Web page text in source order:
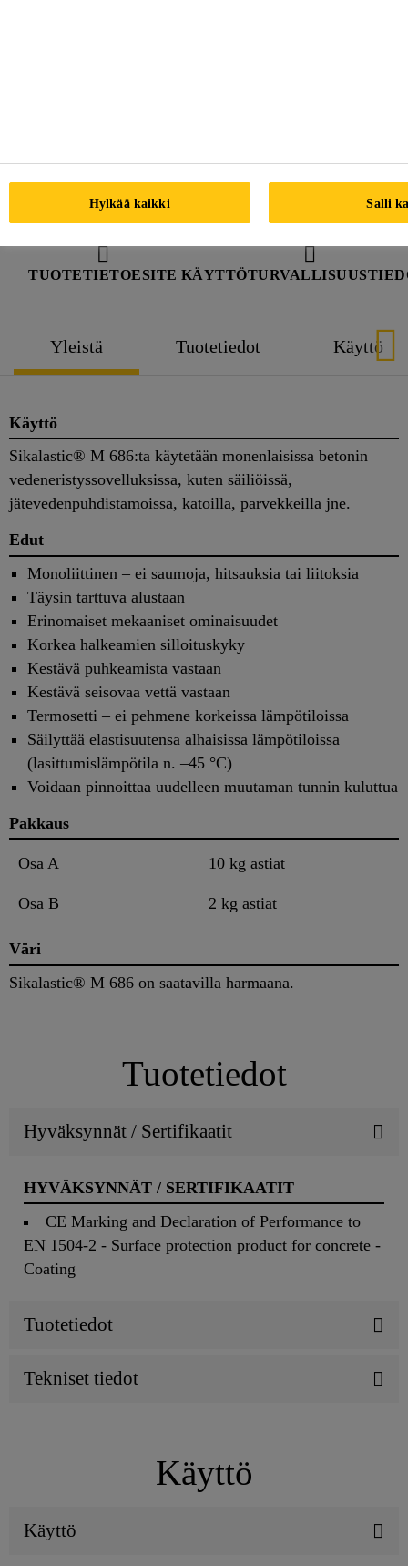
TUOTETIETOESITE
Yleistä Tuotetiedot Käyttö
Käyttö
Sikalastic® M 686:ta käytetään monenlaisissa betonin
vedeneristyssovelluksissa, kuten säiliöissä,
jätevedenpuhdistamoissa, katoilla, parvekkeilla jne.
Edut
Monoliittinen – ei saumoja, hitsauksia tai liitoksia
Täysin tarttuva alustaan
Erinomaiset mekaaniset ominaisuudet
Korkea halkeamien silloituskyky
Kestävä puhkeamista vastaan
Kestävä seisovaa vettä vastaan
Termosetti – ei pehmene korkeissa lämpötiloissa
Säilyttää elastisuutensa alhaisissa lämpötiloissa
(lasittumislämpötila n. –45 °C)
Voidaan pinnoittaa uudelleen muutaman tunnin kuluttua
Pakkaus
Osa A 10 kg astiat
Osa B 2 kg astiat
Väri
Sikalastic® M 686 on saatavilla harmaana.
Tuotetiedot
Hyväksynnät / Sertifikaatit
HYVÄKSYNNÄT / SERTIFIKAATIT
CE Marking and Declaration of Performance to
EN 1504-2 - Surface protection product for concrete -
Coating
Tuotetiedot
Tekniset tiedot
Käyttö
Käyttö
Hylkää kaikki Salli